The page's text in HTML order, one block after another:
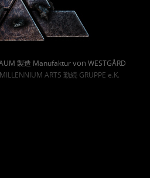
製造 Manufakturvon WESTGÅRD
MILLENNIUM ARTS 勤続 GRUPPE e.K.
By :